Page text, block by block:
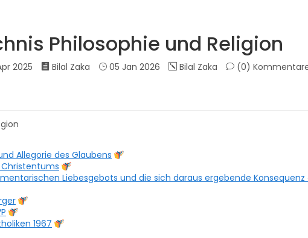
Philosophie und Religion
2025 Bilal Zaka 05 Jan 2026 Bilal Zaka (0)
Allegorie des Glaubens
Christentums
Liebesgebots und die sich daraus ergebende
1967